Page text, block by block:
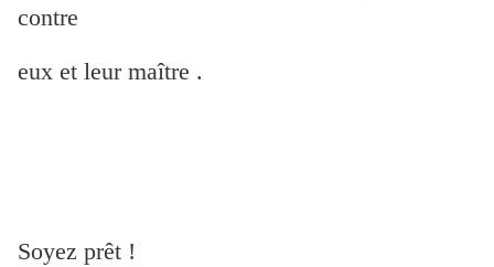
contre
eux et leur maître .
Soyez prêt !